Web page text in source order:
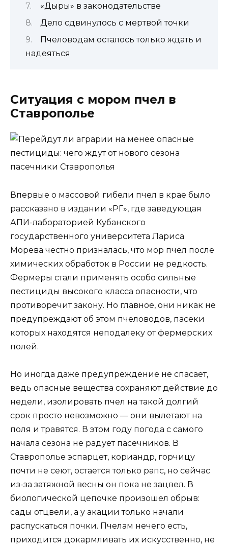
«Дыры» в законодательстве
Дело сдвинулось с мертвой точки
Пчеловодам осталось только ждать и
надеяться
Ситуация с мором пчел в
Ставрополье
Впервые о массовой гибели пчел в крае было
рассказано в издании «РГ», где заведующая
АПИ-лабораторией Кубанского
государственного университета Лариса
Морева честно призналась, что мор пчел после
химических обработок в России не редкость.
Фермеры стали применять особо сильные
пестициды высокого класса опасности, что
противоречит закону. Но главное, они никак не
предупреждают об этом пчеловодов, пасеки
которых находятся неподалеку от фермерских
полей.
Но иногда даже предупреждение не спасает,
ведь опасные вещества сохраняют действие до
недели, изолировать пчел на такой долгий
срок просто невозможно — они вылетают на
поля и травятся. В этом году погода с самого
начала сезона не радует пасечников. В
Ставрополье эспарцет, кориандр, горчицу
почти не сеют, остается только рапс, но сейчас
из-за затяжной весны он пока не зацвел. В
биологической цепочке произошел обрыв:
сады отцвели, а у акации только начали
распускаться почки. Пчелам нечего есть,
приходится докармливать их искусственно, не